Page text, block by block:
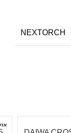
NEXTORCH